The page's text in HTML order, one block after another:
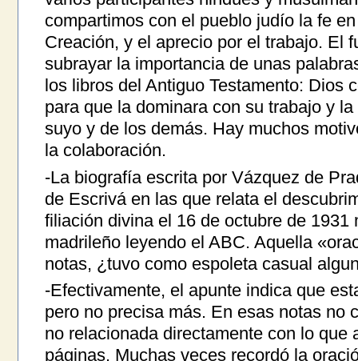
compartimos con el pueblo judío la fe
Creación, y el aprecio por el trabajo. El
subrayar la importancia de unas
los libros del Antiguo Testamento: Dios
para que la dominara con su trabajo y
suyo y de los demás. Hay muchos
la colaboración.
-La biografía escrita por Vázquez de
de Escrivá en las que relata el
filiación divina el 16 de octubre de
madrileño leyendo el ABC. Aquella
notas, ¿tuvo como espoleta casual
-Efectivamente, el apunte indica que
pero no precisa más. En esas notas no
no relacionada directamente con lo que
páginas. Muchas veces recordó la